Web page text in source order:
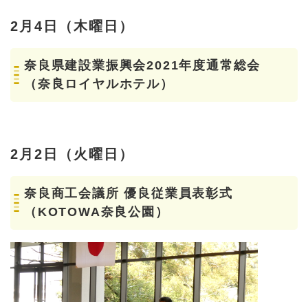
2月4日（木曜日）
奈良県建設業振興会2021年度通常総会
（奈良ロイヤルホテル）
2月2日（火曜日）
奈良商工会議所 優良従業員表彰式
（KOTOWA奈良公園）